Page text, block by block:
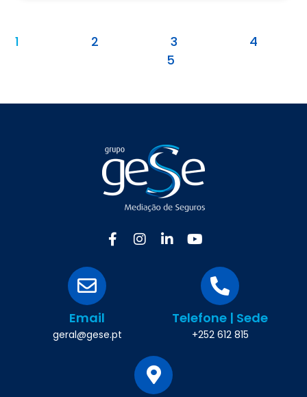
1 2 3
4
5
Email
geral@gese.pt
Telefone | Sede
+252 612 815